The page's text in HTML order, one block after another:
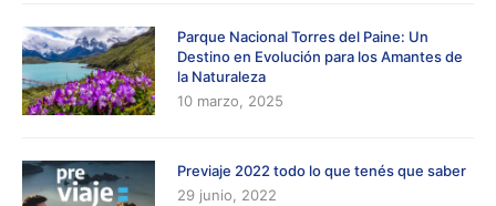
Parque Nacional Torres del Paine: Un
Destino en Evolución para los Amantes de
la Naturaleza
10 marzo, 2025
Previaje 2022 todo lo que tenés que saber
29 junio, 2022